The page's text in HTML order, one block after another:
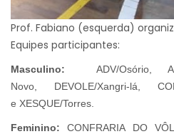
Prof. Fabiano (esquerda)
Equipes participantes:
Masculino: ADV/Osório,
Novo, DEVOLE/Xangri-lá,
e XESQUE/Torres.
Feminino:CONFRARIA DO